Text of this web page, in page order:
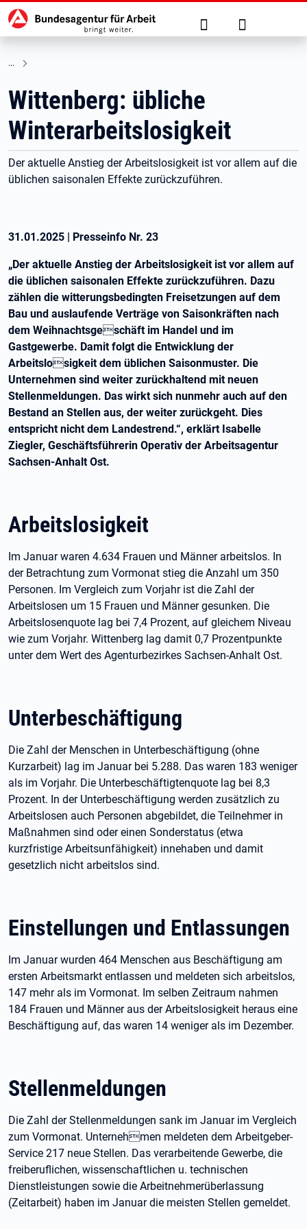
zu den Hauptinhalten springen
Hauptnavigation Suche Anmelden
Wittenberg: übliche
Winterarbeitslosigkeit
Der aktuelle Anstieg der Arbeitslosigkeit ist vor allem auf die
üblichen saisonalen Effekte zurückzuführen.
31.01.2025 | Presseinfo Nr. 23
„Der aktuelle Anstieg der Arbeitslosigkeit ist vor allem auf
die üblichen saisonalen Effekte zurückzuführen. Dazu
zählen die witterungsbedingten Freisetzungen auf dem
Bau und auslaufende Verträge von Saisonkräften nach
dem Weihnachtsgeschäft im Handel und im
Gastgewerbe. Damit folgt die Entwicklung der
Arbeitslosigkeit dem üblichen Saisonmuster. Die
Unternehmen sind weiter zurückhaltend mit neuen
Stellenmeldungen. Das wirkt sich nunmehr auch auf den
Bestand an Stellen aus, der weiter zurückgeht. Dies
entspricht nicht dem Landestrend.“, erklärt Isabelle
Ziegler, Geschäftsführerin Operativ der Arbeitsagentur
Sachsen-Anhalt Ost.
Arbeitslosigkeit
Im Januar waren 4.634 Frauen und Männer arbeitslos. In
der Betrachtung zum Vormonat stieg die Anzahl um 350
Personen. Im Vergleich zum Vorjahr ist die Zahl der
Arbeitslosen um 15 Frauen und Männer gesunken. Die
Arbeitslosenquote lag bei 7,4 Prozent, auf gleichem Niveau
wie zum Vorjahr. Wittenberg lag damit 0,7 Prozentpunkte
unter dem Wert des Agenturbezirkes Sachsen-Anhalt Ost.
Unterbeschäftigung
Die Zahl der Menschen in Unterbeschäftigung (ohne
Kurzarbeit) lag im Januar bei 5.288. Das waren 183 weniger
als im Vorjahr. Die Unterbeschäftigtenquote lag bei 8,3
Prozent. In der Unterbeschäftigung werden zusätzlich zu
Arbeitslosen auch Personen abgebildet, die Teilnehmer in
Maßnahmen sind oder einen Sonderstatus (etwa
kurzfristige Arbeitsunfähigkeit) innehaben und damit
gesetzlich nicht arbeitslos sind.
Einstellungen und Entlassungen
Im Januar wurden 464 Menschen aus Beschäftigung am
ersten Arbeitsmarkt entlassen und meldeten sich arbeitslos,
147 mehr als im Vormonat. Im selben Zeitraum nahmen
184 Frauen und Männer aus der Arbeitslosigkeit heraus eine
Beschäftigung auf, das waren 14 weniger als im Dezember.
Stellenmeldungen
Die Zahl der Stellenmeldungen sank im Januar im Vergleich
zum Vormonat. Unternehmen meldeten dem Arbeitgeber-
Service 217 neue Stellen. Das verarbeitende Gewerbe, die
freiberuflichen, wissenschaftlichen u. technischen
Dienstleistungen sowie die Arbeitnehmerüberlassung
(Zeitarbeit) haben im Januar die meisten Stellen gemeldet.